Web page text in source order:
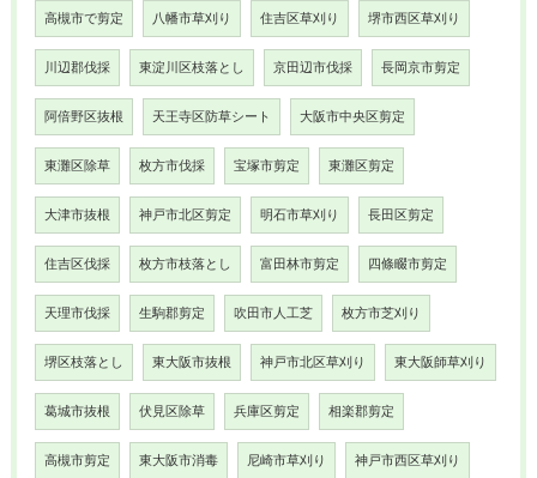
高槻市で剪定 八幡市草刈り 住吉区草刈り 堺市西区草刈り
川辺郡伐採 東淀川区枝落とし 京田辺市伐採 長岡京市剪定
阿倍野区抜根 天王寺区防草シート 大阪市中央区剪定
東灘区除草 枚方市伐採 宝塚市剪定 東灘区剪定
大津市抜根 神戸市北区剪定 明石市草刈り 長田区剪定
住吉区伐採 枚方市枝落とし 富田林市剪定 四條畷市剪定
天理市伐採 生駒郡剪定 吹田市人工芝 枚方市芝刈り
堺区枝落とし 東大阪市抜根 神戸市北区草刈り 東大阪師草刈り
葛城市抜根 伏見区除草 兵庫区剪定 相楽郡剪定
高槻市剪定 東大阪市消毒 尼崎市草刈り 神戸市西区草刈り